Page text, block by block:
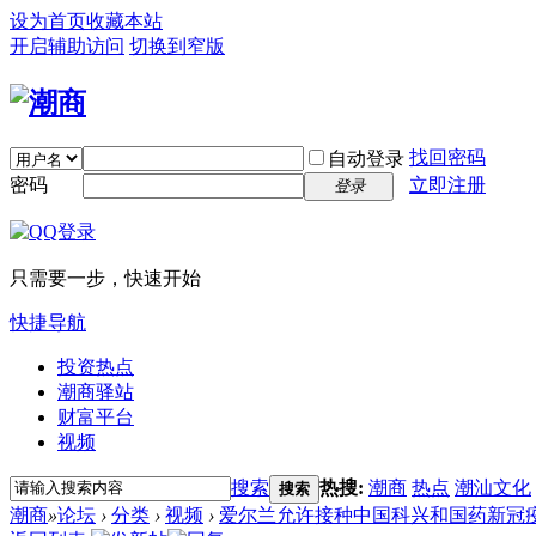
设为首页收藏本站
开启辅助访问 切换到窄版
自动登录 找回密码
密码
登录 立即注册
只需要一步，快速开始
快捷导航
投资热点
潮商驿站
财富平台
视频
搜索 搜索 热搜: 潮商 热点 潮汕文化
潮商»论坛 › 分类 › 视频 › 爱尔兰允许接种中国科兴和国药新冠